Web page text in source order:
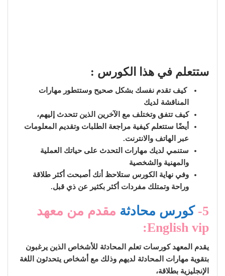
ستتعلم في هذا الكورس :
كيف تقدم نفسك بشكل صحيح وستتطور مهارات
المناقشة لديك
كيف تتفق وتختلف مع الآخرين الذين تتحدث إليهم،
أيضًا ستتعلم كيفية مراجعة الطلبات وتقديم المعلومات
عبر الهاتف والانترنت.
ستنمي لديك مهارات التحدث على حياتك العملية
والمهنية والشخصية
وفي نهاية الكورس ستلاحظ أنك أصبحت أكثر طلاقة
وراحة وتمتلك مفردات أكثر بكثير عن ذي قبل.
5- كورس محادثة مقدم من معهد
English vip:
يقدم المعهد كورسات تعلم المحادثة للأشخاص الذين يرغبون
بتقوية مهارات المحادثة لديهم وذلك مع أشخاص يتحدثون اللغة
الإنجليزية بطلاقة،